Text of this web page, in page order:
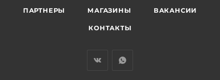
ПАРТНЕРЫ МАГАЗИНЫ ВАКАНСИИ
КОНТАКТЫ